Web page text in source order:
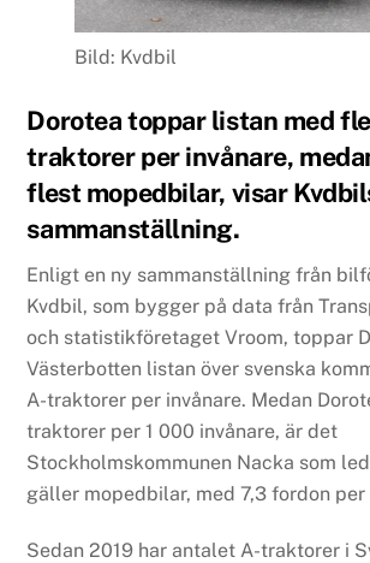
Bild: Kvdbil
Dorotea toppar listan med
traktorer per invånare,
flest mopedbilar, visar
sammanställning.
Enligt en ny sammanställning från
Kvdbil, som bygger på data från
och statistikföretaget Vroom, toppar
Västerbotten listan över svenska
A-traktorer per invånare. Medan
traktorer per 1 000 invånare, är det
Stockholmskommunen Nacka som
gäller mopedbilar, med 7,3 fordon per
Sedan 2019 har antalet A-traktorer i